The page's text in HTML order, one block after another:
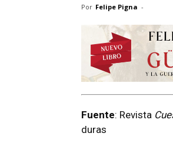
Por Felipe Pigna -
Fuente: Revista
duras